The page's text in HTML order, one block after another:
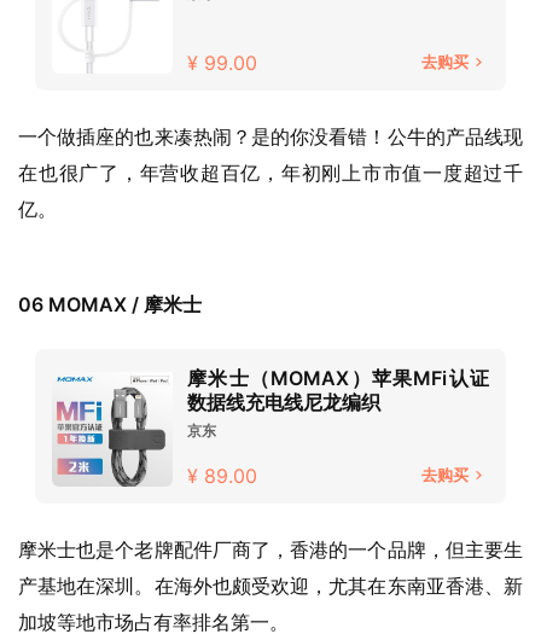
¥ 99.00 去购买
一个做插座的也来凑热闹？是的你没看错！公牛的产品线现
在也很广了，年营收超百亿，年初刚上市市值一度超过千
亿。
06 MOMAX / 摩米士
摩米士（MOMAX）苹果MFi认证
数据线充电线尼龙编织
京东
¥ 89.00 去购买
摩米士也是个老牌配件厂商了，香港的一个品牌，但主要生
产基地在深圳。在海外也颇受欢迎，尤其在东南亚香港、新
加坡等地市场占有率排名第一。